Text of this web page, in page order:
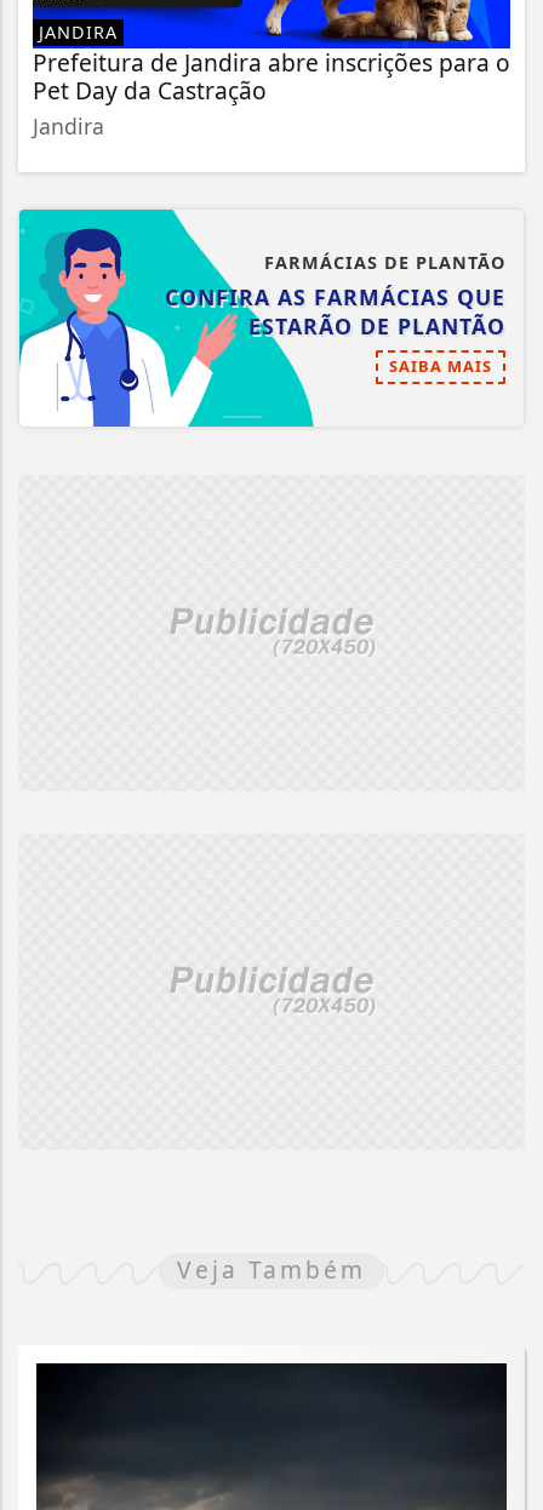
JANDIRA
Prefeitura de Jandira abre inscrições para o
Pet Day da Castração
Jandira
FARMÁCIAS DE PLANTÃO
CONFIRA AS FARMÁCIAS QUE
ESTARÃO DE PLANTÃO
SAIBA MAIS
Veja Também